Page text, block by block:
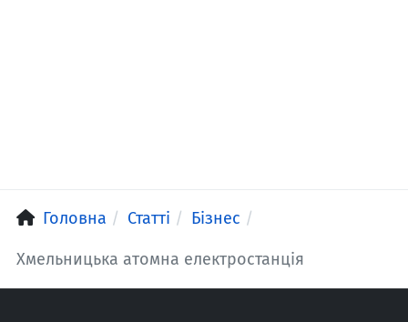
Головна Статті Бізнес
Хмельницька атомна електростанція